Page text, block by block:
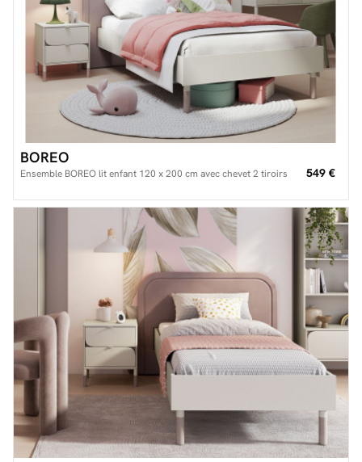
BOREO
Ensemble BOREO lit enfant 120 x 200 cm avec chevet 2 tiroirs 549 €